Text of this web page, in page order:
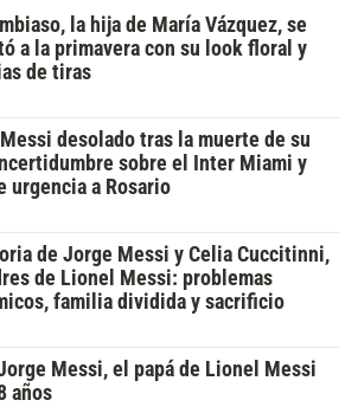
la hija de María Vázquez, se
a la primavera con su look floral y
de tiras
desolado tras la muerte de su
sobre el Inter Miami y
urgencia a Rosario
de Jorge Messi y Celia Cuccitinni,
de Lionel Messi: problemas
familia dividida y sacrificio
Messi, el papá de Lionel Messi
años